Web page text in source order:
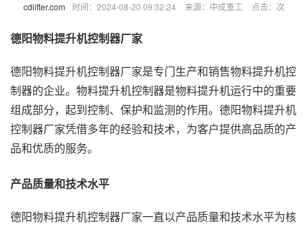
cdlifter.com 时间：2024-08-20 09:32:24 来源：中成重工 点击： 次
德阳物料提升机控制器厂家
德阳物料提升机控制器厂家是专门生产和销售物料提升机控
制器的企业。物料提升机控制器是物料提升机运行中的重要
组成部分，起到控制、保护和监测的作用。德阳物料提升机
控制器厂家凭借多年的经验和技术，为客户提供高品质的产
品和优质的服务。
产品质量和技术水平
德阳物料提升机控制器厂家一直以产品质量和技术水平为核